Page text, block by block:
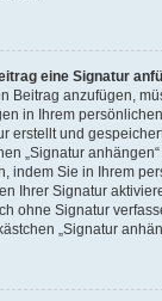
eine Signatur
Beitrag anzufügen,
in Ihrem
erstellt und
„Signatur
indem Sie in Ihrem
Ihrer Signatur
ohne Signatur
„Signatur